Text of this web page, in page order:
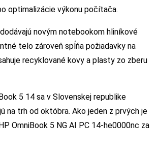
optimalizácie výkonu počítača.
novým notebookom hliníkové
telo zároveň spĺňa požiadavky na
recyklované kovy a plasty zo zberu
5 14 sa v Slovenskej republike
na trh od októbra. Ako jeden z prvých je
OmniBook 5 NG AI PC 14-he0000nc za